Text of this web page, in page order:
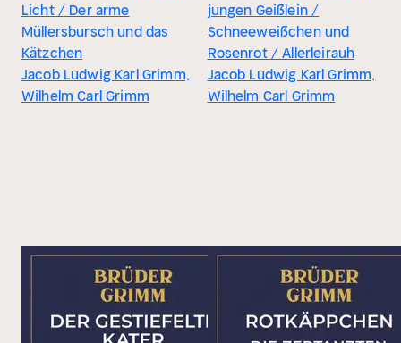
Licht / Der arme
Müllersbursch und das
Kätzchen
Jacob Ludwig Karl Grimm,
Wilhelm Carl Grimm
jungen Geißlein /
Schneeweißchen und
Rosenrot / Allerleirauh
Jacob Ludwig Karl Grimm,
Wilhelm Carl Grimm